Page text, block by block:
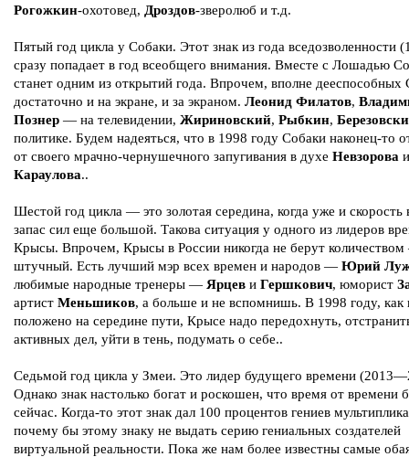
Рогожкин-охотовед, Дроздов-зверолюб и т.д.
Пятый год цикла у Собаки. Этот знак из года вседозволенности
сразу попадает в год всеобщего внимания. Вместе с Лошадью
станет одним из открытий года. Впрочем, вполне дееспособных
достаточно и на экране, и за экраном. Леонид Филатов,
Познер — на телевидении, Жириновский, Рыбкин,
политике. Будем надеяться, что в 1998 году Собаки наконец-то
от своего мрачно-чернушечного запугивания в духе Невзорова и
Караулова..
Шестой год цикла — это золотая середина, когда уже и скорость
запас сил еще большой. Такова ситуация у одного из лидеров
Крысы. Впрочем, Крысы в России никогда не берут
штучный. Есть лучший мэр всех времен и народов — Юрий
любимые народные тренеры — Ярцев и Гершкович, юморист
артист Меньшиков, а больше и не вспомнишь. В 1998 году, как
положено на середине пути, Крысе надо передохнуть,
активных дел, уйти в тень, подумать о себе..
Седьмой год цикла у Змеи. Это лидер будущего времени
Однако знак настолько богат и роскошен, что время от времени
сейчас. Когда-то этот знак дал 100 процентов гениев
почему бы этому знаку не выдать серию гениальных создателей
виртуальной реальности. Пока же нам более известны самые